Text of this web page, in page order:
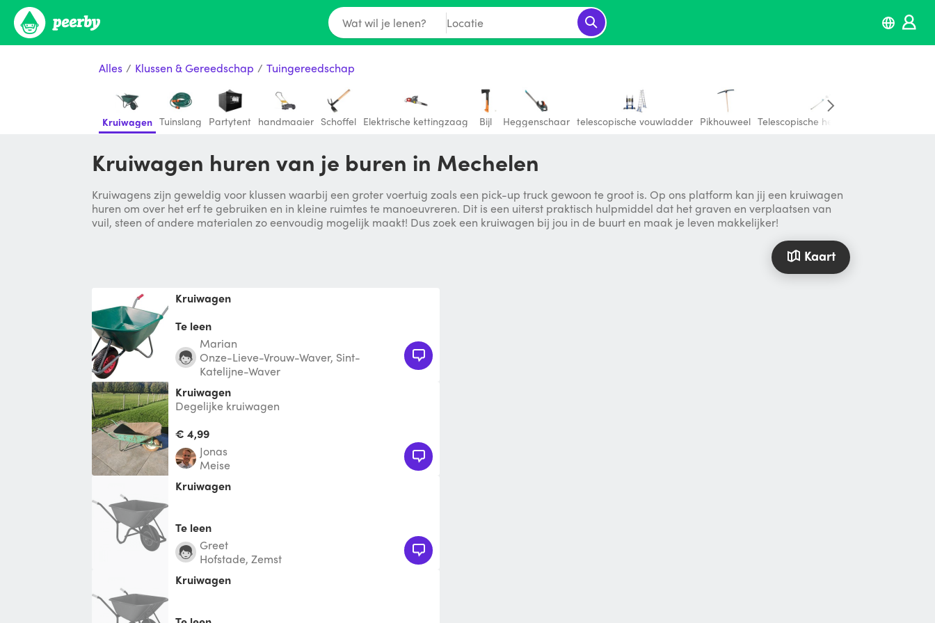
Wat wil je lenen? Locatie
Alles / Klussen & Gereedschap / Tuingereedschap
Kruiwagen Tuinslang Partytent handmaaier Schoffel Elektrische kettingzaag Bijl Heggenschaar telescopische vouwladder Pikhouweel Telescopische heggenschaar
Kruiwagen huren van je buren in Mechelen
Kruiwagens zijn geweldig voor klussen waarbij een groter voertuig zoals een pick-up truck gewoon te groot is. Op ons platform kan jij een kruiwagen
huren om over het erf te gebruiken en in kleine ruimtes te manoeuvreren. Dit is een uiterst praktisch hulpmiddel dat het graven en verplaatsen van
vuil, steen of andere materialen zo eenvoudig mogelijk maakt! Dus zoek een kruiwagen bij jou in de buurt en maak je leven makkelijker!
Kaart
Kruiwagen
Te leen
Marian
Onze-Lieve-Vrouw-Waver, Sint-
Katelijne-Waver
Kruiwagen
Degelijke kruiwagen
€ 4,99
Jonas
Meise
Kruiwagen
Te leen
Greet
Hofstade, Zemst
Kruiwagen